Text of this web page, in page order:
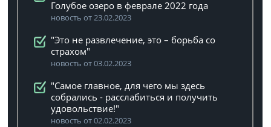
Голубое озеро в феврале 2022 года
новость от 23.02.2023
"Это не развлечение, это – борьба со
страхом"
новость от 03.02.2023
"Самое главное, для чего мы здесь
собрались - расслабиться и получить
удовольствие!"
новость от 02.02.2023